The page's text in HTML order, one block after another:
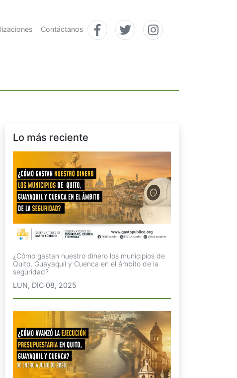
Contáctanos
Lo más reciente
¿Cómo gastan nuestro dinero los municipios de
Quito, Guayaquil y Cuenca en el ámbito de la
seguridad?
LUN, DIC 08, 2025